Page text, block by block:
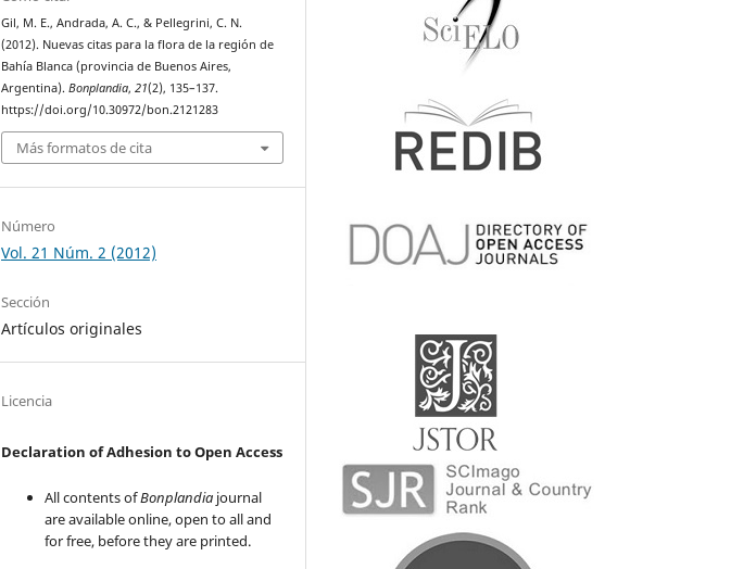
Gil, M. E., Andrada, A. C., & Pellegrini, C. N.
(2012). Nuevas citas para la flora de la región de
Bahía Blanca (provincia de Buenos Aires,
Argentina).Bonplandia,21(2), 135–137.
https://doi.org/10.30972/bon.2121283
Más formatos de cita
Número
Vol. 21 Núm. 2 (2012)
Sección
Artículos originales
Licencia
Declaration of Adhesion to Open Access
All contents ofBonplandia journal
are available online, open to all and
for free, before they are printed.